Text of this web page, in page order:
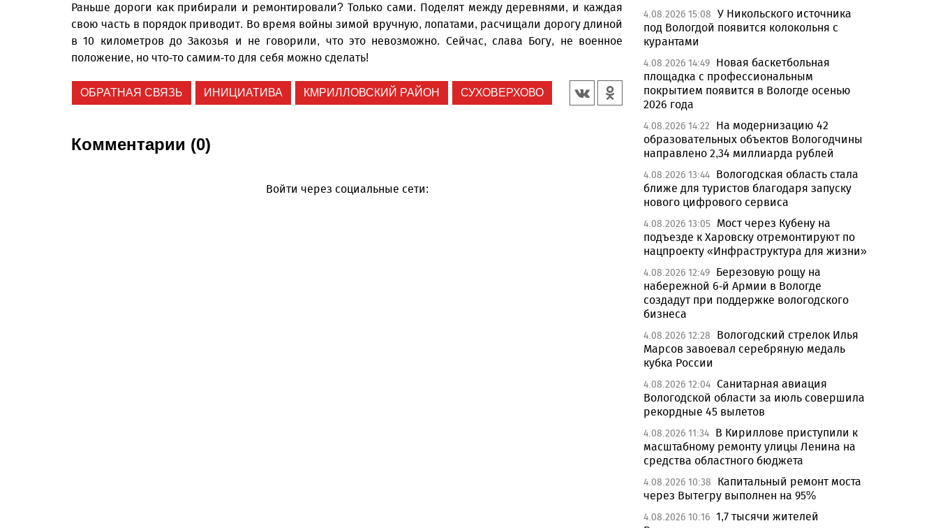
Раньше дороги как прибирали и ремонтировали? Только сами. Поделят между деревнями, и каждая
свою часть в порядок приводит. Во время войны зимой вручную, лопатами, расчищали дорогу длиной
в 10 километров до Закозья и не говорили, что это невозможно. Сейчас, слава Богу, не военное
положение, но что-то самим-то для себя можно сделать!
ОБРАТНАЯ СВЯЗЬ ИНИЦИАТИВА КМРИЛЛОВСКИЙ РАЙОН СУХОВЕРХОВО
Комментарии (0)
Войти через социальные сети:
4.08.2026 15:08 У Никольского источника
под Вологдой появится колокольня с
курантами
4.08.2026 14:49 Новая баскетбольная
площадка с профессиональным
покрытием появится в Вологде осенью
2026 года
4.08.2026 14:22
На модернизацию 42
образовательных объектов Вологодчины
направлено 2,34 миллиарда рублей
4.08.2026 13:44 Вологодская область стала
ближе для туристов благодаря запуску
нового цифрового сервиса
4.08.2026 13:05 Мост через Кубену на
подъезде к Харовску отремонтируют по
нацпроекту «Инфраструктура для жизни»
4.08.2026 12:49 Березовую рощу на
набережной 6-й Армии в Вологде
создадут при поддержке вологодского
бизнеса
4.08.2026 12:28
Вологодский стрелок Илья
Марсов завоевал серебряную медаль
кубка России
4.08.2026 12:04 Санитарная авиация
Вологодской области за июль совершила
рекордные 45 вылетов
4.08.2026 11:34 В Кириллове приступили к
масштабному ремонту улицы Ленина на
средства областного бюджета
4.08.2026 10:38
Капитальный ремонт моста
через Вытегру выполнен на 95%
4.08.2026 10:16 1,7 тысячи жителей